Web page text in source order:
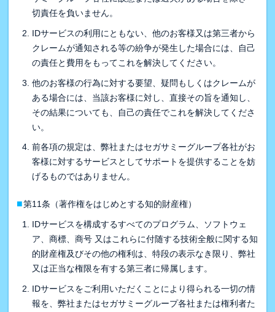
切責任を負いません。
IDサービスの利用にともない、他のお客様又は第三者から
クレームが通知される等の紛争が発生した場合には、自己
の責任と費用をもってこれを解決してください。
他のお客様の行為に対する要望、疑問もしくはクレームが
ある場合には、当該お客様に対し、直接その旨を通知し、
その結果についても、自己の責任でこれを解決してくださ
い。
前各項の規定は、弊社またはセガサミーグループ各社がお
客様に対するサービスとしてサポートを提供することを妨
げるものではありません。
■第11条（著作権をはじめとする知的財産権）
IDサービスを構成するすべてのプログラム、ソフトウェ
ア、商標、商号 又はこれらに付随する技術全般に関する知
的財産権及びその他の権利は、特段の表示なき限り、弊社
又は正当な権限を有する第三者に帰属します。
IDサービスをご利用いただくことにより得られる一切の情
報を、弊社またはセガサミーグループ各社または権利者た